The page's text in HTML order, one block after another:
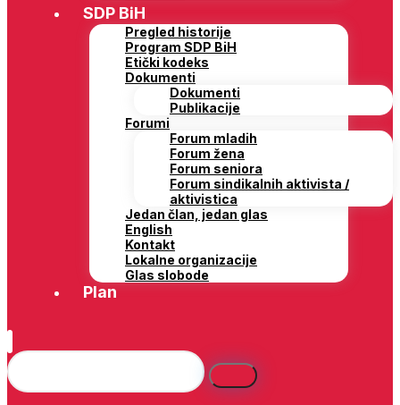
SDP BiH
Pregled historije
Program SDP BiH
Etički kodeks
Dokumenti
Dokumenti
Publikacije
Forumi
Forum mladih
Forum žena
Forum seniora
Forum sindikalnih aktivista /
aktivistica
Jedan član, jedan glas
English
Kontakt
Lokalne organizacije
Glas slobode
Plan